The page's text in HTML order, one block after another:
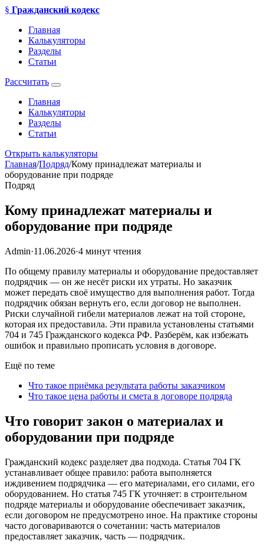
§ Гражданский кодекс
Главная
Калькуляторы
Разделы
Статьи
Рассчитать
Главная
Калькуляторы
Разделы
Статьи
Открыть калькуляторы
Главная/Подряд/Кому принадлежат материалы и
оборудование при подряде
Подряд
Кому принадлежат материалы и
оборудование при подряде
Admin·11.06.2026·4 минут чтения
По общему правилу материалы и оборудование предоставляет
подрядчик — он же несёт риски их утраты. Но заказчик
может передать своё имущество для выполнения работ. Тогда
подрядчик обязан вернуть его, если договор не выполнен.
Риски случайной гибели материалов лежат на той стороне,
которая их предоставила. Эти правила установлены статьями
704 и 745 Гражданского кодекса РФ. Разберём, как избежать
ошибок и правильно прописать условия в договоре.
Ещё по теме
Что такое приёмка результата работы заказчиком
Что такое цена работы и смета в договоре подряда
Что говорит закон о материалах и
оборудовании при подряде
Гражданский кодекс разделяет два подхода. Статья 704 ГК
устанавливает общее правило: работа выполняется
иждивением подрядчика — его материалами, его силами, его
оборудованием. Но статья 745 ГК уточняет: в строительном
подряде материалы и оборудование обеспечивает заказчик,
если договором не предусмотрено иное. На практике стороны
часто договариваются о сочетании: часть материалов
предоставляет заказчик, часть — подрядчик.